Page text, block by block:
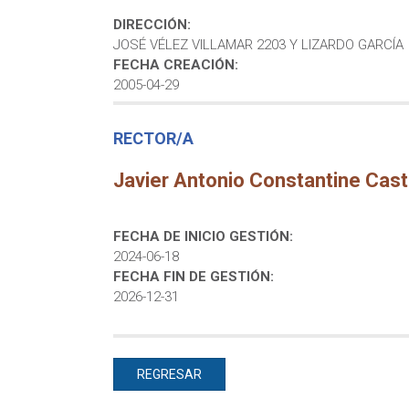
DIRECCIÓN:
JOSÉ VÉLEZ VILLAMAR 2203 Y LIZARDO GARCÍA
FECHA CREACIÓN:
2005-04-29
RECTOR/A
Javier Antonio Constantine
FECHA DE INICIO GESTIÓN:
2024-06-18
FECHA FIN DE GESTIÓN:
2026-12-31
REGRESAR